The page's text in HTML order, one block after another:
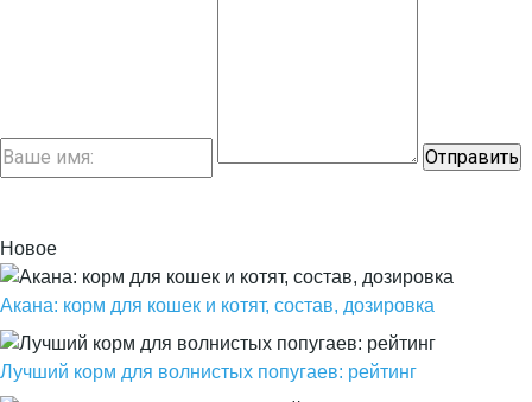
Новое
Акана: корм для кошек и котят, состав, дозировка
Лучший корм для волнистых попугаев: рейтинг